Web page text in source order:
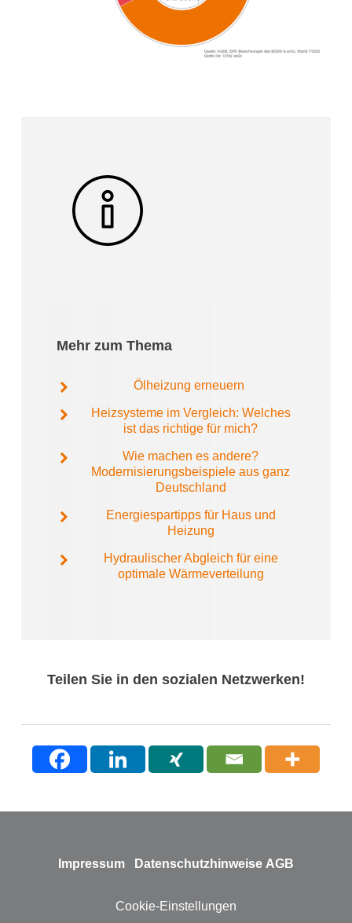
Mehr zum Thema
Ölheizung erneuern
Heizsysteme im Vergleich: Welches
ist das richtige für mich?
Wie machen es andere?
Modernisierungsbeispiele aus ganz
Deutschland
Energiespartipps für Haus und
Heizung
Hydraulischer Abgleich für eine
optimale Wärmeverteilung
Teilen Sie in den sozialen Netzwerken!
Impressum Datenschutzhinweise AGB
Cookie-Einstellungen